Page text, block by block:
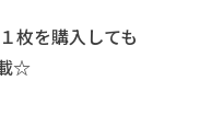
枚を購入しても
☆